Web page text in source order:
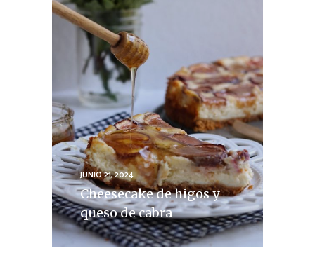
JUNIO 21, 2024
Cheesecake de higos y
queso de cabra